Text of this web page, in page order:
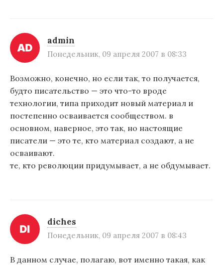
admin
Понедельник, 09 апреля 2007 в 08:33
Возможно, конечно, но если так, то получается,
будто писательство — это что-то вроде
технологии, типа приходит новый материал и
постепенно осваивается сообществом. в
основном, наверное, это так, но настоящие
писатели — это те, кто материал создают, а не
осваивают.
те, кто революции придумывает, а не обдумывает.
diches
Понедельник, 09 апреля 2007 в 08:43
В данном случае, полагаю, вот именно такая, как